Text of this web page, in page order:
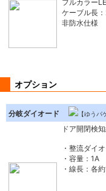
フルカラー
ケーブル長
非防水仕様
オプション
分岐ダイオード 【ゆう
ドア開閉検
・整流ダイ
・容量：1A
・線長：各